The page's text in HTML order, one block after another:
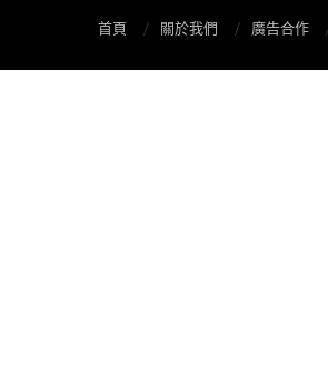
首頁 關於我們 廣告合作